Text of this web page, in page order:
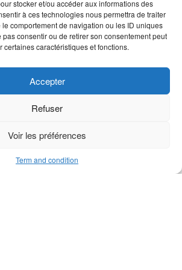
stocker et/ou accéder aux informations des
à ces technologies nous permettra de traiter
comportement de navigation ou les ID uniques
pas consentir ou de retirer son consentement peut
certaines caractéristiques et fonctions.
Accepter
Refuser
Voir les préférences
Term and condition
M1 blocker